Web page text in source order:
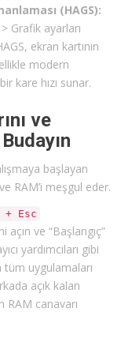
(HAGS):
Grafik ayarları
ekran kartının
modern
kare hızı sunar.
ve
başlayan
RAM’i meşgul eder.
Esc
ve “Başlangıç”
yardımcıları gibi
tüm uygulamaları
açık kalan
canavarı